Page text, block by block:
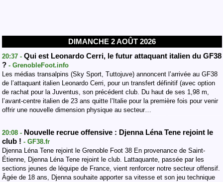
DIMANCHE 2 AOÛT 2026
20:37 - Qui est Leonardo Cerri, le futur attaquant italien du GF38
? - GrenobleFoot.info
Les médias transalpins (Sky Sport, Tuttojuve) annoncent l’arrivée au GF38
de l’attaquant italien Leonardo Cerri, pour un transfert définitif (avec option
de rachat pour la Juventus, son précédent club. Du haut de ses 1,98 m,
l’avant-centre italien de 23 ans quitte l’Italie pour la première fois pour venir
offrir une nouvelle dimension physique au secteur…
20:08 - Nouvelle recrue offensive : Djenna Léna Tene rejoint le
club ! - GF38.fr
Djenna Léna Tene rejoint le Grenoble Foot 38 En provenance de Saint-
Étienne, Djenna Léna Tene rejoint le club. Lattaquante, passée par les
sections jeunes de léquipe de France, vient renforcer notre secteur offensif.
Âgée de 18 ans, Djenna souhaite apporter sa vitesse et son jeu technique